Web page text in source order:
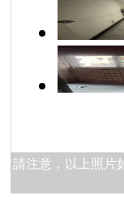
請注意，以上照片